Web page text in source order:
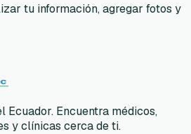
tu información, agregar fotos y
Ecuador. Encuentra médicos,
y clínicas cerca de ti.